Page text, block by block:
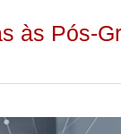
às Pós-